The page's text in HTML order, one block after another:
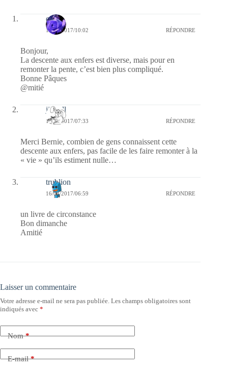
covix
16/04/2017/10:02 RÉPONDRE
Bonjour,
La descente aux enfers est diverse, mais pour en
remonter la pente, c’est bien plus compliqué.
Bonne Pâques
@mitié
jill bill
16/04/2017/07:33 RÉPONDRE
Merci Bernie, combien de gens connaissent cette
descente aux enfers, pas facile de les faire remonter à la
« vie » qu’ils estiment nulle…
trublion
16/04/2017/06:59 RÉPONDRE
un livre de circonstance
Bon dimanche
Amitié
Laisser un commentaire
Votre adresse e-mail ne sera pas publiée. Les champs obligatoires sont
indiqués avec *
Nom*
E-mail*